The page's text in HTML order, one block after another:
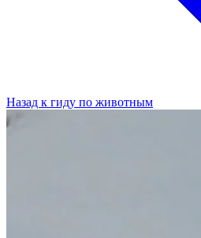
Назад к гиду по животным